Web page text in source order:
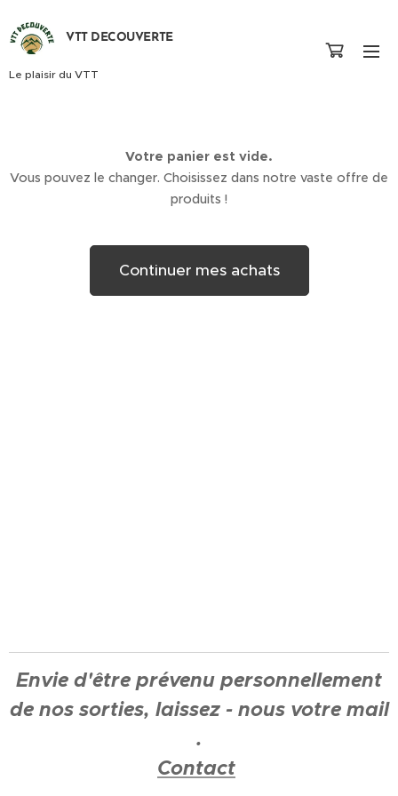
VTT DECOUVERTE
Le plaisir du VTT
Votre panier est vide.
Vous pouvez le changer. Choisissez dans notre vaste offre de
produits !
Continuer mes achats
Envie d'être prévenu personnellement
de nos sorties, laissez - nous votre mail
.
Contact